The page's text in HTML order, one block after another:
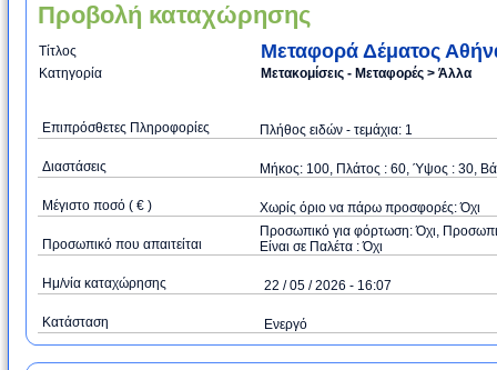
Προβολή καταχώρησης
Τίτλος Μεταφορά Δέματος
Κατηγορία Μετακομίσεις - Μεταφορές > Άλλα
Επιπρόσθετες Πληροφορίες Πλήθος ειδών - τεμάχια: 1
Διαστάσεις Μήκος: 100, Πλάτος : 60, Ύψος : 30,
Μέγιστο ποσό ( € ) Xωρίς όριο να πάρω προσφορές: Όχι
Προσωπικό που απαιτείται
Προσωπικό για φόρτωση: Όχι,
Είναι σε Παλέτα : Όχι
Ημ/νία καταχώρησης 22 / 05 / 2026 - 16:07
Κατάσταση Ενεργό